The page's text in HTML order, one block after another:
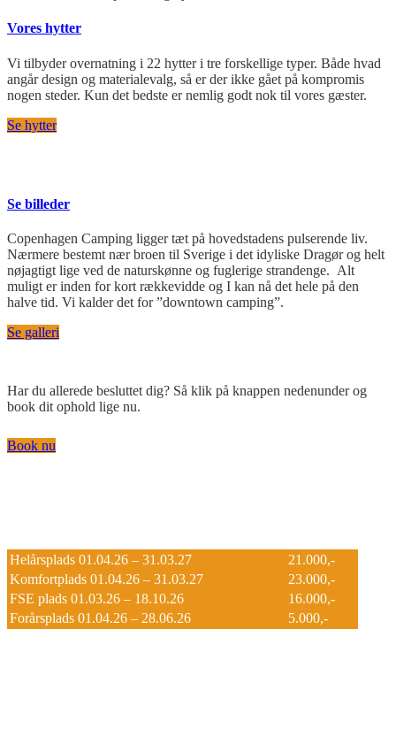
Vores hytter
Vi tilbyder overnatning i 22 hytter i tre forskellige typer. Både hvad
angår design og materialevalg, så er der ikke gået på kompromis
nogen steder. Kun det bedste er nemlig godt nok til vores gæster.
Se hytter
Se billeder
Copenhagen Camping ligger tæt på hovedstadens pulserende liv.
Nærmere bestemt nær broen til Sverige i det idyliske Dragør og helt
nøjagtigt lige ved de naturskønne og fuglerige strandenge. Alt
muligt er inden for kort rækkevidde og I kan nå det hele på den
halve tid. Vi kalder det for ”downtown camping”.
Se galleri
Har du allerede besluttet dig? Så klik på knappen nedenunder og
book dit ophold lige nu.
Book nu
Helårsplads 01.04.26 – 31.03.27
21.000,-
Komfortplads 01.04.26 – 31.03.27
23.000,-
FSE plads 01.03.26 – 18.10.26
16.000,-
Forårsplads 01.04.26 – 28.06.26
5.000,-